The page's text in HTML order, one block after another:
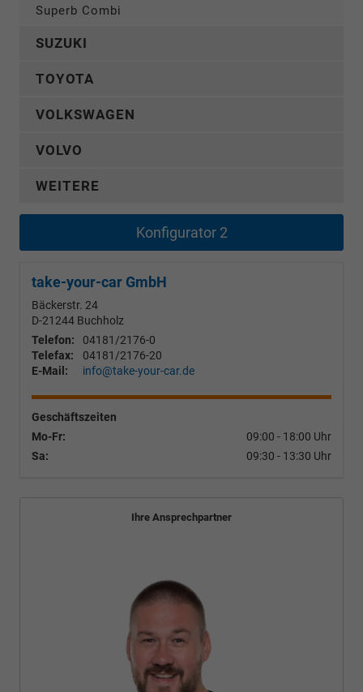
Superb Combi
SUZUKI
TOYOTA
VOLKSWAGEN
VOLVO
WEITERE
Konfigurator 2
take-your-car GmbH
Bäckerstr. 24
D-21244 Buchholz
Telefon:
04181/2176-0
Telefax:
04181/2176-20
E-Mail:
info@take-your-car.de
Geschäftszeiten
Mo-Fr:
09:00 - 18:00 Uhr
Sa:
09:30 - 13:30 Uhr
Ihre Ansprechpartner